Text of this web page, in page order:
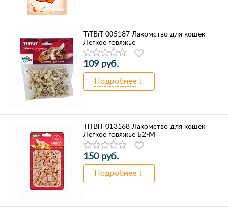
TiTBiT 005187 Лакомство для кошек
Легкое говяжье
109 руб.
Подробнее
TiTBiT 013168 Лакомство для кошек
Легкое говяжье Б2-М
150 руб.
Подробнее